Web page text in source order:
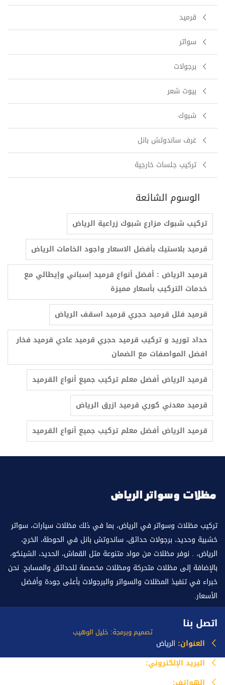
قرميد
سواتر
برجولات
بيوت شعر
شبوك
غرف ساندوتش بانل
تركيب جلسات خارجية
الوسوم الشائعة
تركيب شبوك مزارع شبوك زراعية الرياض
قرميد بلاستيك بأفضل الاسعار واجود الخامات الرياض
قرميد الرياض : أفضل أنواع قرميد إسباني وإيطالي مع
خدمات التركيب بأسعار مميزة
قرميد فلل قرميد حجري قرميد اسقف الرياض
حداد توريد و تركيب قرميد حجري قرميد عادي قرميد فخار
افضل المواصفات مع الضمان
قرميد معدني كوري قرميد ازرق الرياض
تركيب مظلات وسواتر في الرياض، بما في ذلك مظلات سيارات، سواتر
خشبية وحديد، برجولات حدائق، ساندوتش بانل في الحوطة، الخرج،
الرياض، . نوفر مظلات من مواد متنوعة مثل القماش، الحديد، الشينكو،
بالإضافة إلى مظلات متحركة ومظلات مخصصة للحدائق والمسابح. نحن
خبراء في تنفيذ المظلات والسواتر والبرجولات بأعلى جودة وأفضل
الأسعار.
اتصل بنا
العنوان: الرياض
البريد الإلكتروني:
تصميم وبرمجة: خليل الوهيب